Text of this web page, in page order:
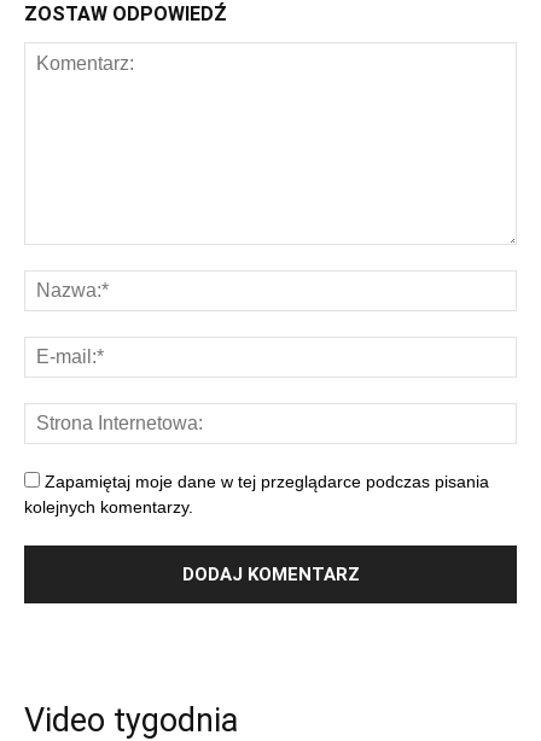
ZOSTAW ODPOWIEDŹ
Zapamiętaj moje dane w tej przeglądarce podczas pisania
kolejnych komentarzy.
Video tygodnia